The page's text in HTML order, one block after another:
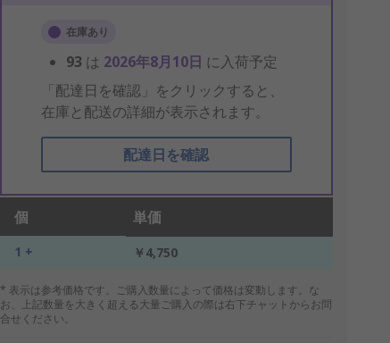
在庫あり
93 は 2026年8月10日 に入荷予定
「配達日を確認」をクリックすると、
在庫と配送の詳細が表示されます。
配達日を確認
個 単価
1 + ￥4,750
* 表示は参考価格です。ご購入数量によって価格は変動します。な
お、上記数量を大きく超える大量ご購入の際は右下チャットからお問
合せください。